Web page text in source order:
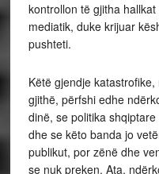
kontrollon të gjitha
mediatik, duke krijuar
pushteti.
Këtë gjendje
gjithë, përfshi edhe
dinë, se politika
dhe se këto banda jo
publikut, por zënë dhe
se nuk preken. Ata,